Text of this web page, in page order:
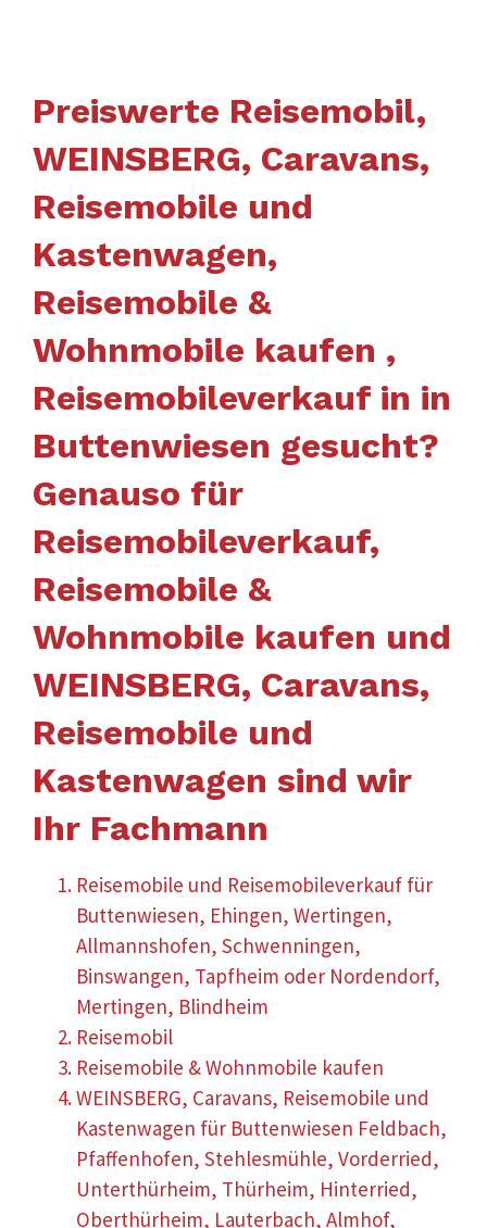
Preiswerte Reisemobil,
WEINSBERG, Caravans,
Reisemobile und
Kastenwagen,
Reisemobile &
Wohnmobile kaufen ,
Reisemobileverkauf in in
Buttenwiesen gesucht?
Genauso für
Reisemobileverkauf,
Reisemobile &
Wohnmobile kaufen und
WEINSBERG, Caravans,
Reisemobile und
Kastenwagen sind wir
Ihr Fachmann
Reisemobile und Reisemobileverkauf für
Buttenwiesen, Ehingen, Wertingen,
Allmannshofen, Schwenningen,
Binswangen, Tapfheim oder Nordendorf,
Mertingen, Blindheim
Reisemobil
Reisemobile & Wohnmobile kaufen
WEINSBERG, Caravans, Reisemobile und
Kastenwagen für Buttenwiesen Feldbach,
Pfaffenhofen, Stehlesmühle, Vorderried,
Unterthürheim, Thürheim, Hinterried,
Oberthürheim, Lauterbach, Almhof,